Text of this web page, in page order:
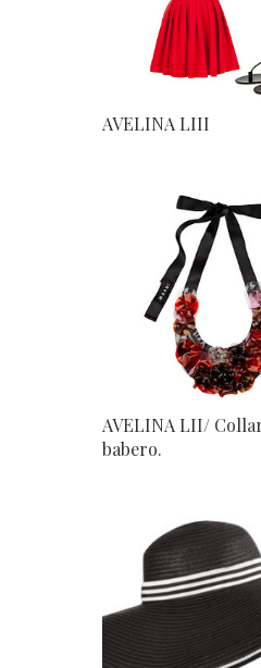
AVELINA LIII
AVELINA LII/
babero.